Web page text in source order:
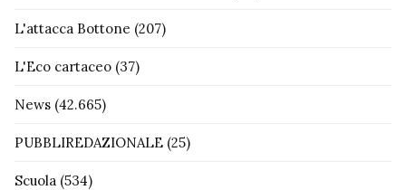
L'attacca Bottone (207)
L'Eco cartaceo (37)
News (42.665)
PUBBLIREDAZIONALE (25)
Scuola (534)